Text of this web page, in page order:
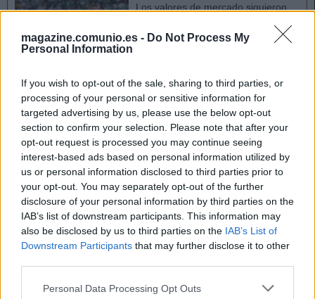
magazine.comunio.es - Do Not Process My
Personal Information
If you wish to opt-out of the sale, sharing to third parties, or
processing of your personal or sensitive information for
targeted advertising by us, please use the below opt-out
section to confirm your selection. Please note that after your
opt-out request is processed you may continue seeing
interest-based ads based on personal information utilized by
us or personal information disclosed to third parties prior to
your opt-out. You may separately opt-out of the further
disclosure of your personal information by third parties on the
IAB’s list of downstream participants. This information may
also be disclosed by us to third parties on the IAB’s List of
Downstream Participants that may further disclose it to other
Please note that this website/app uses one or more Google
Personal Data Processing Opt Outs
Los valores de mercado siguieron
diciembre y se devaluaron en un
mes hubo una ligera
estabilización. Estos fueron los
principales ganadores y
perdedores del mes.
Rodrygo Goes (Real Madrid, delantero, 3.460.000)
Ancelotti está dando muchas oportunidades al delantero
brasileño, pero no las está aprovechando. Contra el Getafe
fue titular por sexta vez en lo que va de curso y no fue